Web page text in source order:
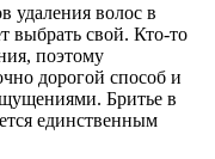
удаления волос в
выбрать свой. Кто-то
поэтому
дорогой способ и
Бритье в
единственным